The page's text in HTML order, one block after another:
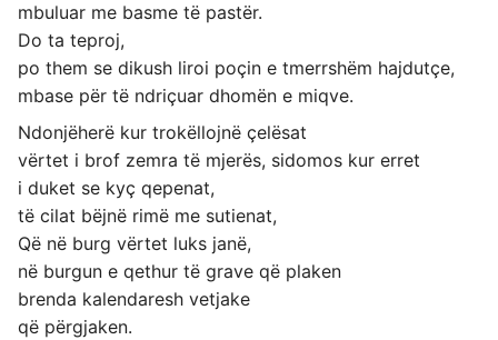
mbuluar me basme të pastër.
Do ta teproj,
po them se dikush liroi poçin e tmerrshëm hajdutçe,
mbase për të ndriçuar dhomën e miqve.
Ndonjëherë kur trokëllojnë çelësat
vërtet i brof zemra të mjerës, sidomos kur erret
i duket se kyç qepenat,
të cilat bëjnë rimë me sutienat,
Që në burg vërtet luks janë,
në burgun e qethur të grave që plaken
brenda kalendaresh vetjake
që përgjaken.